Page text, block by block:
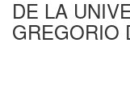
DE LA
GREGORIO